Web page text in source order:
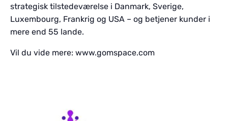
strategisk tilstedeværelse i Danmark, Sverige,
Luxembourg, Frankrig og USA – og betjener kunder i
mere end 55 lande.
Vil du vide mere: www.gomspace.com